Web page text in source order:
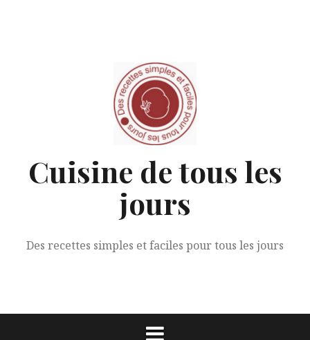
Cuisine de tous les
jours
Des recettes simples et faciles pour tous les jours